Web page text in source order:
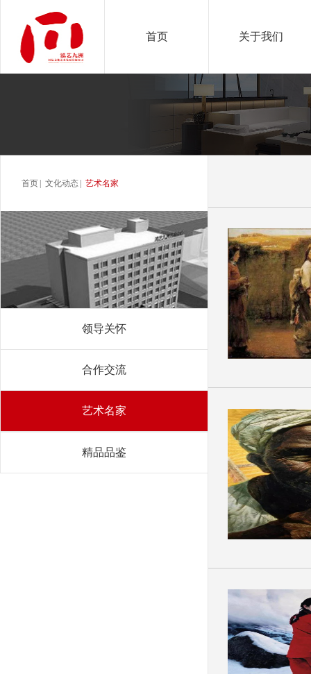
首页 关于我们
首页 文化动态 艺术名家
领导关怀
合作交流
艺术名家
精品品鉴